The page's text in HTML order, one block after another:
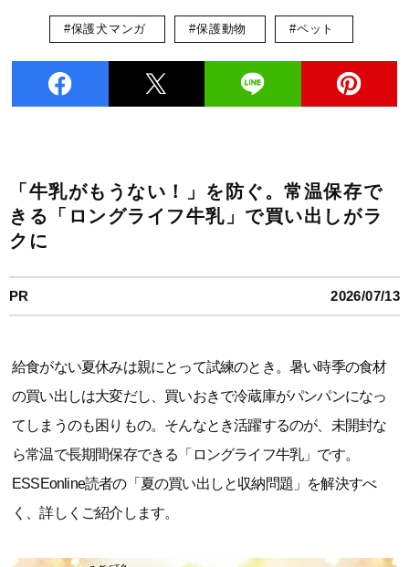
#保護犬マンガ #保護動物 #ペット
「牛乳がもうない！」を防ぐ。常温保存で
きる「ロングライフ牛乳」で買い出しがラ
クに
PR 2026/07/13
給食がない夏休みは親にとって試練のとき。暑い時季の食材
の買い出しは大変だし、買いおきで冷蔵庫がパンパンになっ
てしまうのも困りもの。そんなとき活躍するのが、未開封な
ら常温で長期間保存できる「ロングライフ牛乳」です。
ESSEonline読者の「夏の買い出しと収納問題」を解決すべ
く、詳しくご紹介します。